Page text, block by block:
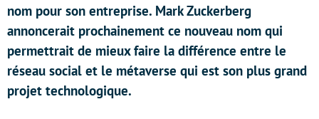
nom pour son entreprise. Mark Zuckerberg
annoncerait prochainement ce nouveau nom qui
permettrait de mieux faire la différence entre le
réseau social et le métaverse qui est son plus grand
projet technologique.